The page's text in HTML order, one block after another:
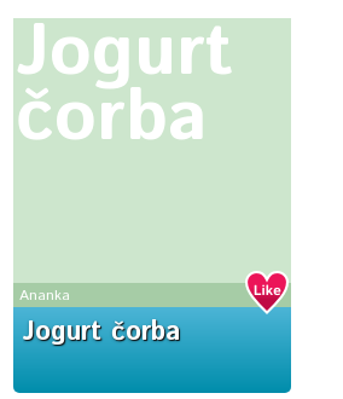
Jogurt
čorba
Ananka
Jogurt čorba